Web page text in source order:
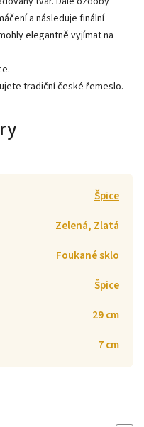
a následuje finální
elegantně vyjímat na
tradiční české řemeslo.
Špice
Zelená, Zlatá
Foukané sklo
Špice
29 cm
7 cm